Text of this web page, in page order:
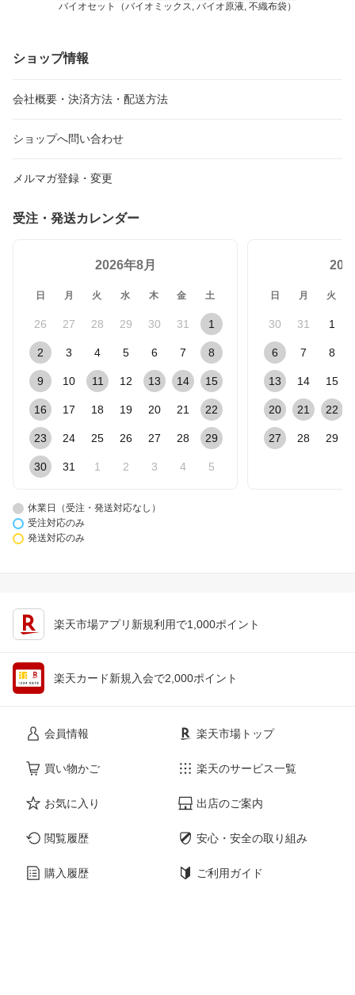
バイオセット（バイオミックス, バイオ原液, 不織布袋）
ショップ情報
会社概要・決済方法・配送方法
ショップへ問い合わせ
メルマガ登録・変更
受注・発送カレンダー
2026年8月
日 月 火 水 木 金 土
26 27 28 29 30 31 1
2 3 4 5 6 7 8
9 10 11 12 13 14 15
16 17 18 19 20 21 22
23 24 25 26 27 28 29
30 31 1 2 3 4 5
日 月 火
30 31 1
6 7 8
13 14 15
20 21 22
27 28 29
休業日（受注・発送対応なし）
受注対応のみ
発送対応のみ
楽天市場アプリ新規利用で1,000ポイント
楽天カード新規入会で2,000ポイント
会員情報
買い物かご
お気に入り
閲覧履歴
購入履歴
楽天市場トップ
楽天のサービス一覧
出店のご案内
安心・安全の取り組み
ご利用ガイド